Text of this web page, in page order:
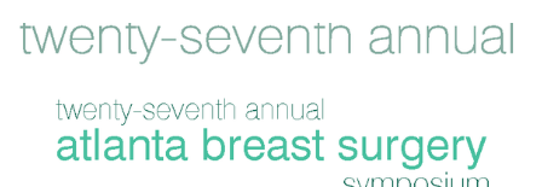
Planos
Avaliações dos pacientes